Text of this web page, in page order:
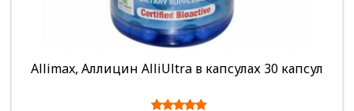
Allimax, Аллицин AlliUltra в капсулах 30 капсул